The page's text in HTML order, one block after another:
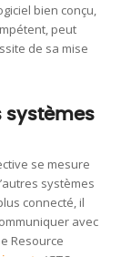
bien conçu,
peut
de sa mise
systèmes
se mesure
systèmes
connecté, il
avec
Resource